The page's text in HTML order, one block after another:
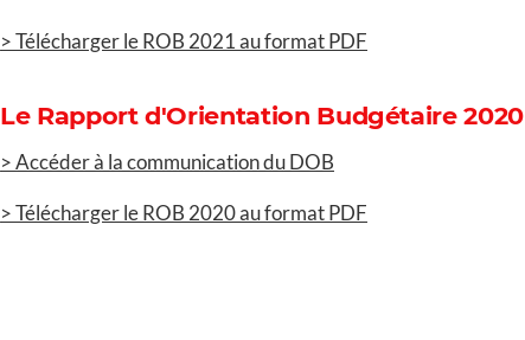
> Télécharger le ROB 2021 au format PDF
Le Rapport d'Orientation Budgétaire 2020
> Accéder à la communication du DOB
> Télécharger le ROB 2020 au format PDF